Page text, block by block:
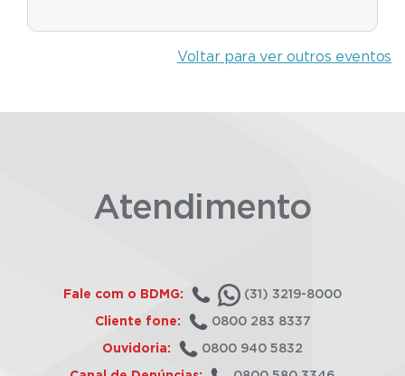
Voltar para ver outros eventos
Atendimento
Fale com o BDMG: (31) 3219-8000
Cliente fone: 0800 283 8337
Ouvidoria: 0800 940 5832